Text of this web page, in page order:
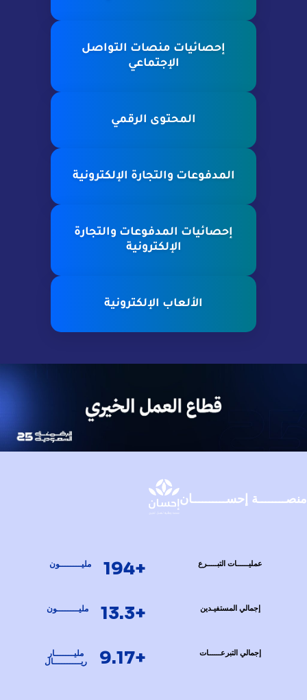
إحصائيات منصات التواصل
الإجتماعي
المحتوى الرقمي
المدفوعات والتجارة الإلكترونية
إحصائيات المدفوعات والتجارة
الإلكترونية
الألعاب الإلكترونية
منصــــــــة إحســــــــــان
عمليــــــات التبـــــرع +194 مليــــــــون
إجمالي المستفيـدين +13.3 مليــــــــون
إجمالي التبرعــــــات +9.17
مليـــــــار
ريــــــــــال